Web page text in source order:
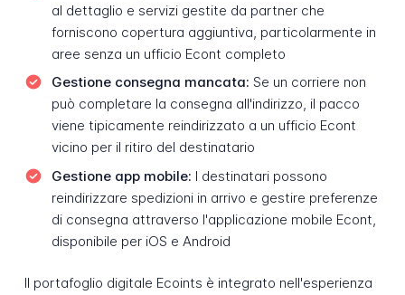
al dettaglio e servizi gestite da partner che
forniscono copertura aggiuntiva, particolarmente in
aree senza un ufficio Econt completo
Gestione consegna mancata: Se un corriere non
può completare la consegna all'indirizzo, il pacco
viene tipicamente reindirizzato a un ufficio Econt
vicino per il ritiro del destinatario
Gestione app mobile: I destinatari possono
reindirizzare spedizioni in arrivo e gestire preferenze
di consegna attraverso l'applicazione mobile Econt,
disponibile per iOS e Android
Il portafoglio digitale Ecoints è integrato nell'esperienza